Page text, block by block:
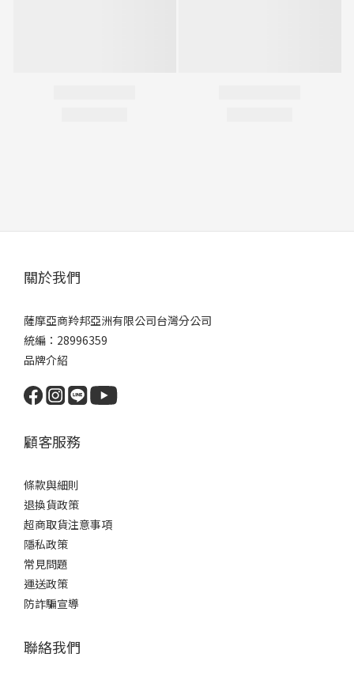
關於我們
薩摩亞商羚邦亞洲有限公司台灣分公司
統編：28996359
品牌介紹
顧客服務
條款與細則
退換貨政策
超商取貨注意事項
隱私政策
常見問題
運送政策
防詐騙宣導
聯絡我們